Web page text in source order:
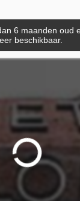
6 maanden oud
beschikbaar.